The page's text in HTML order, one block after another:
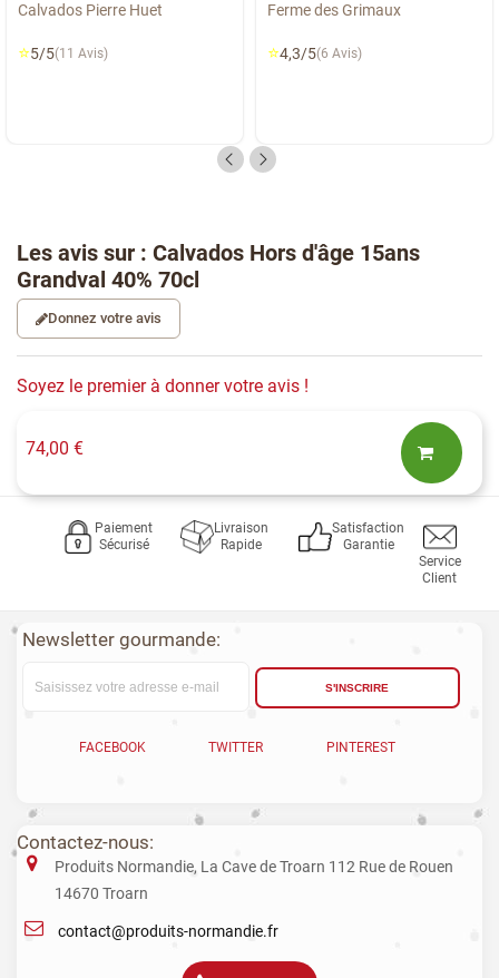
Calvados Pierre Huet
⭐5/5(11 Avis)
Ferme des Grimaux
⭐4,3/5(6 Avis)
Les avis sur : Calvados Hors d'âge 15ans
Grandval 40% 70cl
Donnez votre avis
Soyez le premier à donner votre avis !
74,00 €
Paiement
Sécurisé
Livraison
Rapide
Satisfaction
Garantie
Service
Client
Newsletter gourmande:
S'INSCRIRE
FACEBOOK TWITTER PINTEREST
Contactez-nous:
Produits Normandie, La Cave de Troarn 112 Rue de Rouen
14670 Troarn
contact@produits-normandie.fr